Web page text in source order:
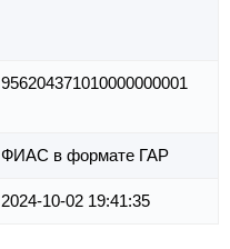
956204371010000000001
ФИАС в формате ГАР
2024-10-02 19:41:35